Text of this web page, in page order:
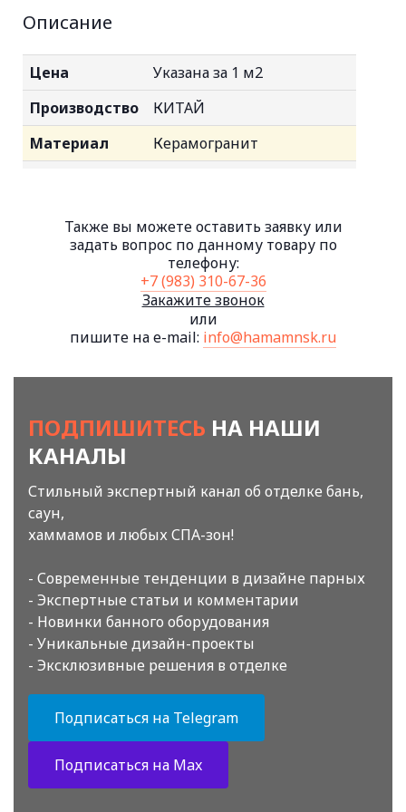
Описание
Цена
Указана за 1 м2
Производство
КИТАЙ
Материал
Керамогранит
Применение
Внутренняя отделка, для
стен, для пола, декор, для
ванной, для кухни
поверхности
Матовая
Также вы можете оставить заявку или
задать вопрос по данному товару по
телефону:
+7 (983) 310-67-36
Закажите звонок
или
пишите на e-mail: info@hamamnsk.ru
ПОДПИШИТЕСЬ НА НАШИ
КАНАЛЫ
Стильный экспертный канал об отделке бань,
саун,
хаммамов и любых СПА-зон!
- Современные тенденции в дизайне парных
- Экспертные статьи и комментарии
- Новинки банного оборудования
- Уникальные дизайн-проекты
- Эксклюзивные решения в отделке
Подписаться на Telegram
Подписаться на Max